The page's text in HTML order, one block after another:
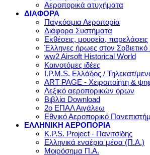
Αεροπορικά ατυχήματα
ΔΙΑΦΟΡΑ
Παγκόσμια Αεροπορία
Διάφορα Συστήματα
Εκθέσεις, μουσεία, παρελάσεις
Έλληνες ήρωες στον Σοβιετικό
ww2 Airsoft Historical World
Καινοτόμες ιδέες
I.P.M.S. Ελλάδος / Τηλεκατ/
ART PAGE - Χειροποίητη &
Λεξικό αεροπορικών όρων
Βιβλία Download
2ο ΕΠΑΛ Αιγάλεω
Εθνικό Αεροπορικό
ΕΛΛΗΝΙΚΗ ΑΕΡΟΠΟΡΙΑ
K.P.S. Project - Πανιτσίδης
Ελληνικά εναέρια μέσα (Π.Α.)
Μοιρόσημα Π.Α.